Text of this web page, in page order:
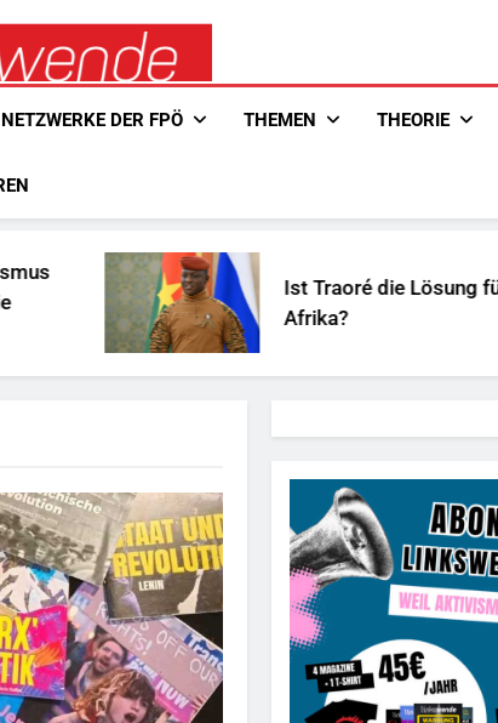
Jetzt!
DER FPÖ THEMEN THEORIE
Ist Traoré die Lösung für
Afrika?